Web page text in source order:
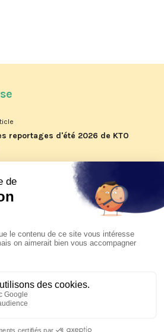
reportages d'été 2026 de KTO
visite pastorale du pape Léon
à Assise à suivre sur KTO le
pape en Uruguay, Argentine et